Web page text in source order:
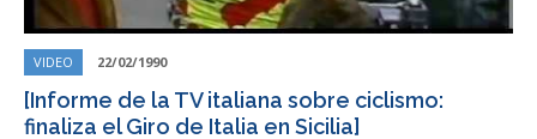
VIDEO 22/02/1990
[Informe de la TV italiana sobre ciclismo:
finaliza el Giro de Italia en Sicilia]